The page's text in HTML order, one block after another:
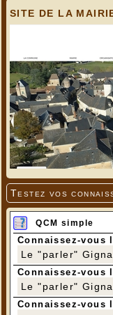
SITE DE LA
Testez vos
QCM simple
Connaissez-vous
Le "parler"
Connaissez-vous
Le "parler"
Connaissez-vous